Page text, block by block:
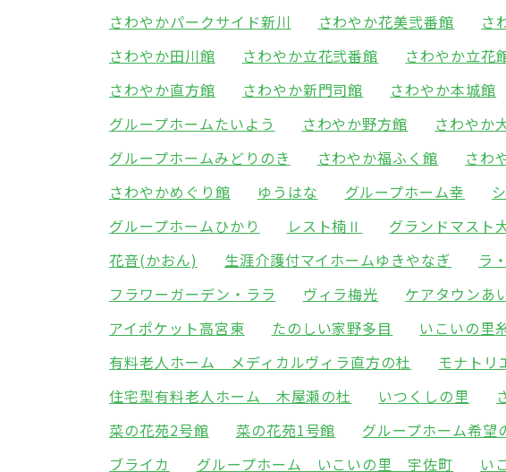
さわやかパークサイド新川
さわやか花美弐番館 さ
さわやか田川館
さわやか立花弐番館 さわやか立花
さわやか直方館
さわやか新門司館 さわやか本城館
グループホームたいよう
さわやか野方館 さわやか
グループホームみどりのき
さわやか福ふく館 さわ
さわやかめぐり館
ゆうはな グループホーム幸
グループホームひかり
レスト楠Ⅱ グランドマスト
花音(かおん)
生涯介護付マイホームゆきやなぎ ラ
フラワーガーデン・ララ
ヴィラ梅光 ケアタウンあ
アイポケット高宮東
たのしい家野多目 いこいの里
有料老人ホーム メディカルヴィラ直方の杜
モナトリ
住宅型有料老人ホーム 木屋瀬の杜
いつくしの里
菜の花苑2号館
菜の花苑1号館 グループホーム希望
ブライカ
グループホーム いこいの里 宇佐町 い